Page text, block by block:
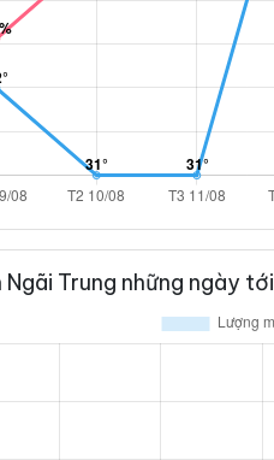
Ngãi Trung những ngày tới